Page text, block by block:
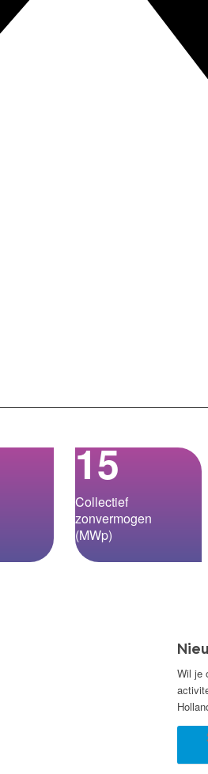
15
Collectief
zonvermogen
(MWp)
Wil je